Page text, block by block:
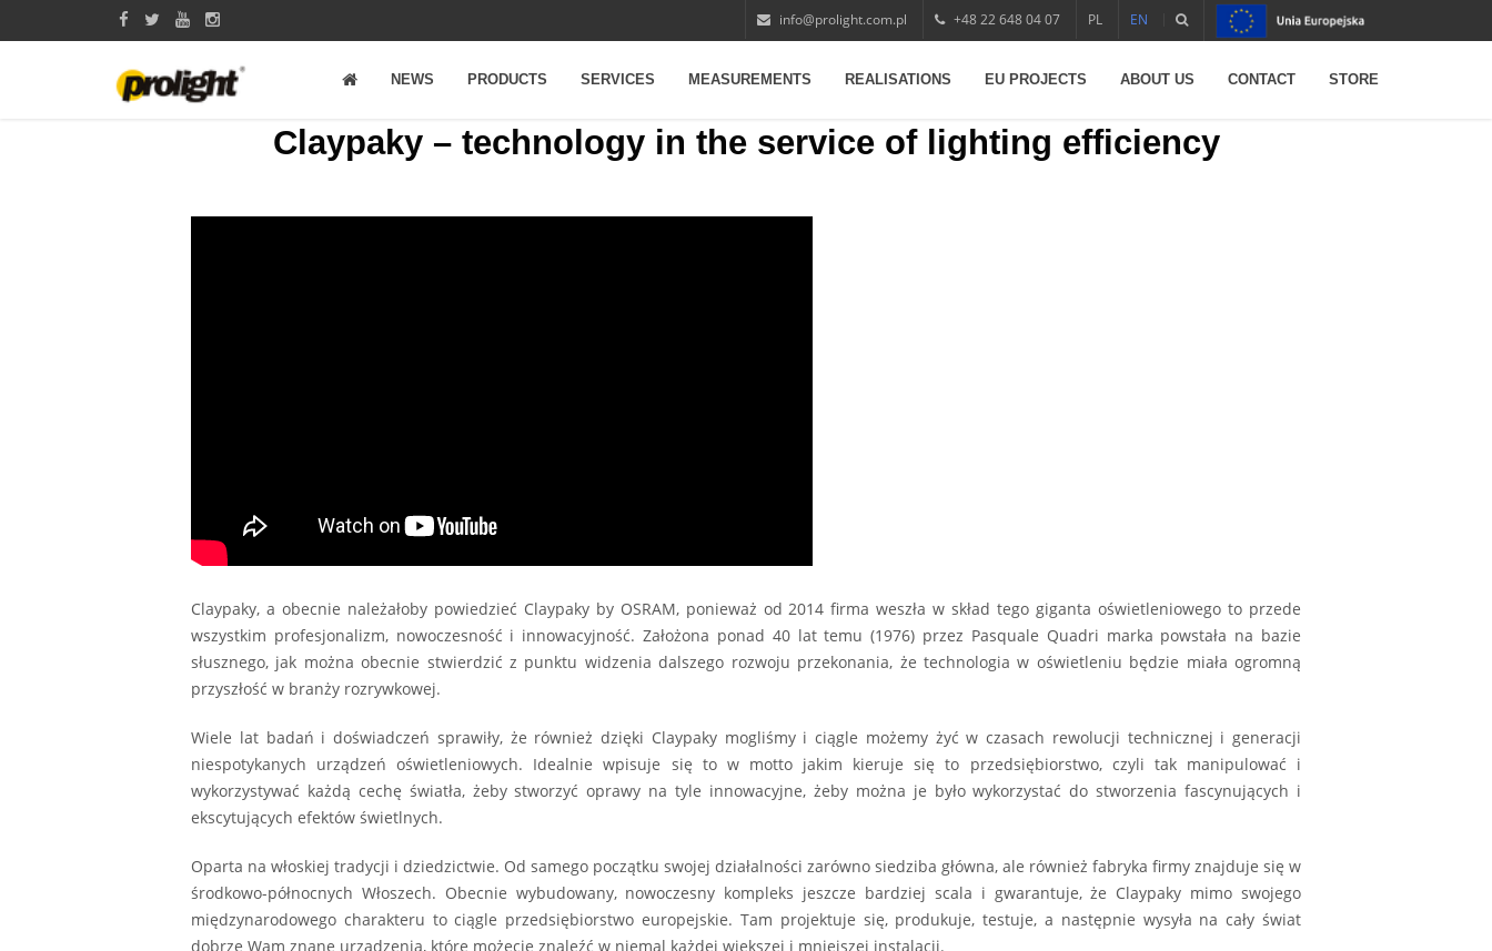
info@prolight.com.pl +48 22 648 04 07 PL EN
NEWS PRODUCTS SERVICES MEASUREMENTS REALISATIONS EU PROJECTS ABOUT US CONTACT STORE
Claypaky – technology in the service of lighting efficiency
Claypaky, a obecnie należałoby powiedzieć Claypaky by OSRAM, ponieważ od 2014 firma weszła w skład tego giganta oświetleniowego to przede
wszystkim profesjonalizm, nowoczesność i innowacyjność. Założona ponad 40 lat temu (1976) przez Pasquale Quadri marka powstała na bazie
słusznego, jak można obecnie stwierdzić z punktu widzenia dalszego rozwoju przekonania, że technologia w oświetleniu będzie miała ogromną
przyszłość w branży rozrywkowej.
Wiele lat badań i doświadczeń sprawiły, że również dzięki Claypaky mogliśmy i ciągle możemy żyć w czasach rewolucji technicznej i generacji
niespotykanych urządzeń oświetleniowych. Idealnie wpisuje się to w motto jakim kieruje się to przedsiębiorstwo, czyli tak manipulować i
wykorzystywać każdą cechę światła, żeby stworzyć oprawy na tyle innowacyjne, żeby można je było wykorzystać do stworzenia fascynujących i
ekscytujących efektów świetlnych.
Oparta na włoskiej tradycji i dziedzictwie. Od samego początku swojej działalności zarówno siedziba główna, ale również fabryka firmy znajduje się w
środkowo-północnych Włoszech. Obecnie wybudowany, nowoczesny kompleks jeszcze bardziej scala i gwarantuje, że Claypaky mimo swojego
międzynarodowego charakteru to ciągle przedsiębiorstwo europejskie. Tam projektuje się, produkuje, testuje, a następnie wysyła na cały świat
dobrze Wam znane urządzenia, które możecie znaleźć w niemal każdej większej i mniejszej instalacji.